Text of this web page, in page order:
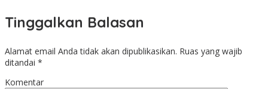
Tinggalkan Balasan
Alamat email Anda tidak akan dipublikasikan. Ruas yang wajib
ditandai *
Komentar